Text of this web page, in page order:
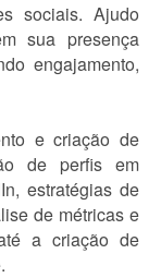
sociais. Ajudo
sua presença
engajamento,
e criação de
de perfis em
estratégias de
de métricas e
a criação de